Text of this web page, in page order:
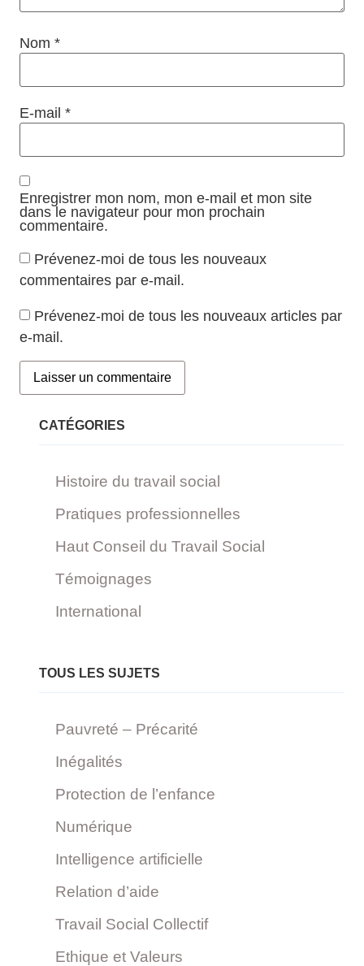
Nom *
E-mail *
Enregistrer mon nom, mon e-mail et mon site
dans le navigateur pour mon prochain
commentaire.
Prévenez-moi de tous les nouveaux
commentaires par e-mail.
Prévenez-moi de tous les nouveaux articles par
e-mail.
CATÉGORIES
Histoire du travail social
Pratiques professionnelles
Haut Conseil du Travail Social
Témoignages
International
TOUS LES SUJETS
Pauvreté – Précarité
Inégalités
Protection de l’enfance
Numérique
Intelligence artificielle
Relation d’aide
Travail Social Collectif
Ethique et Valeurs